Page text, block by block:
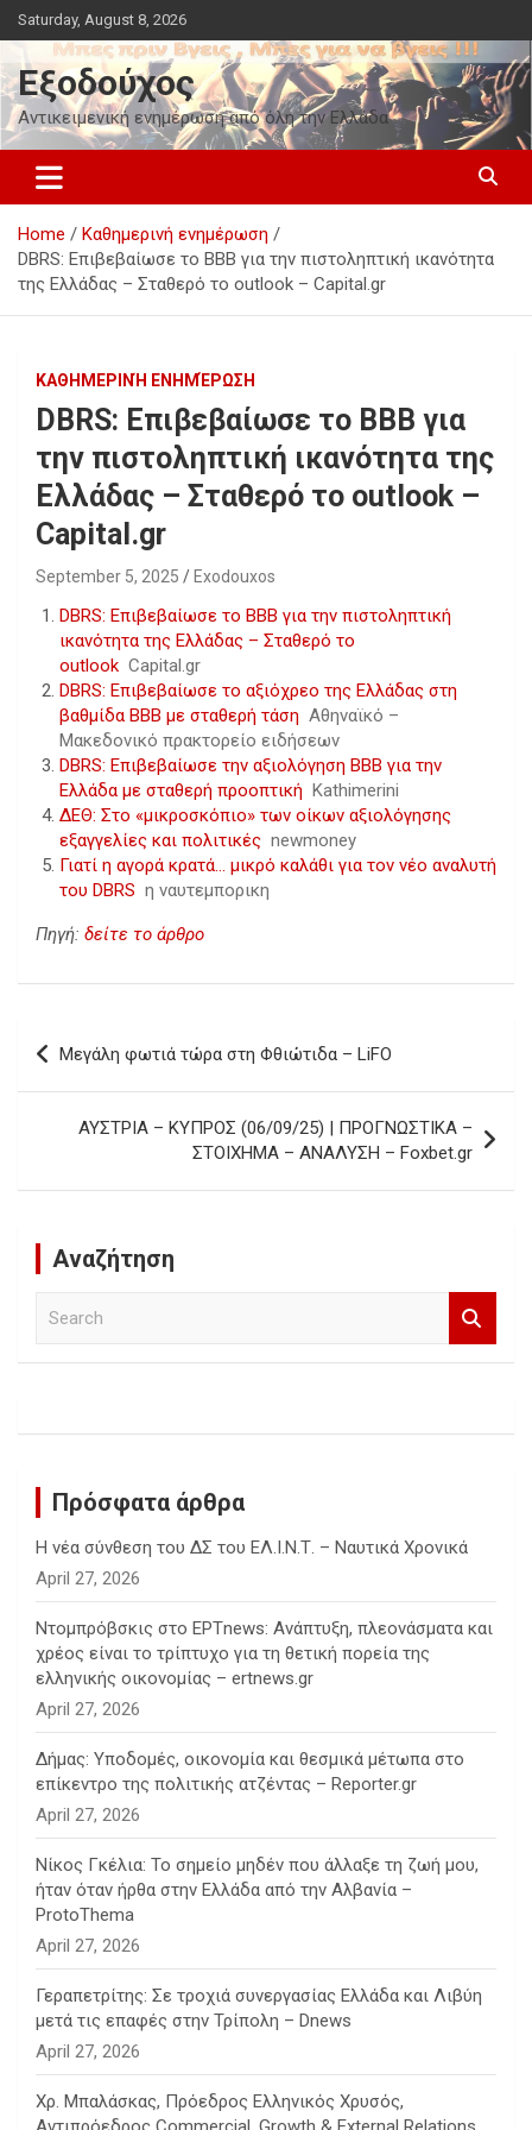
Skip
to
content
Saturday, August 8, 2026
Εξοδούχος
Αντικειμενική ενημέρωση από όλη την Ελλάδα
Home
Καθημερινή ενημέρωση
DBRS: Επιβεβαίωσε το BBB για την πιστοληπτική ικανότητα
της Ελλάδας – Σταθερό το outlook – Capital.gr
ΚΑΘΗΜΕΡΙΝΉ ΕΝΗΜΈΡΩΣΗ
DBRS: Επιβεβαίωσε το BBB για
την πιστοληπτική ικανότητα της
Ελλάδας – Σταθερό το outlook –
Capital.gr
September 5, 2025 Exodouxos
DBRS: Επιβεβαίωσε το BBB για την πιστοληπτική
ικανότητα της Ελλάδας – Σταθερό το
outlook Capital.gr
DBRS: Επιβεβαίωσε το αξιόχρεο της Ελλάδας στη
βαθμίδα ΒΒΒ με σταθερή τάση Αθηναϊκό –
Μακεδονικό πρακτορείο ειδήσεων
DBRS: Επιβεβαίωσε την αξιολόγηση ΒΒΒ για την
Ελλάδα με σταθερή προοπτική Kathimerini
ΔΕΘ: Στο «μικροσκόπιο» των οίκων αξιολόγησης
εξαγγελίες και πολιτικές newmoney
Γιατί η αγορά κρατά… μικρό καλάθι για τον νέο αναλυτή
του DBRS η ναυτεμπορικη
Πηγή: δείτε το άρθρο
Post
navigation
Μεγάλη φωτιά τώρα στη Φθιώτιδα – LiFO
ΑΥΣΤΡΙΑ – ΚΥΠΡΟΣ (06/09/25) | ΠΡΟΓΝΩΣΤΙΚΑ –
ΣΤΟΙΧΗΜΑ – ΑΝΑΛΥΣΗ – Foxbet.gr
Αναζήτηση
h
Πρόσφατα άρθρα
Η νέα σύνθεση του ΔΣ του ΕΛ.Ι.Ν.Τ. – Ναυτικά Χρονικά
April 27, 2026
Ντομπρόβσκις στο ΕΡΤnews: Ανάπτυξη, πλεονάσματα και
χρέος είναι το τρίπτυχο για τη θετική πορεία της
ελληνικής οικονομίας – ertnews.gr
April 27, 2026
Δήμας: Υποδομές, οικονομία και θεσμικά μέτωπα στο
επίκεντρο της πολιτικής ατζέντας – Reporter.gr
April 27, 2026
Νίκος Γκέλια: Το σημείο μηδέν που άλλαξε τη ζωή μου,
ήταν όταν ήρθα στην Ελλάδα από την Αλβανία –
ProtoThema
April 27, 2026
Γεραπετρίτης: Σε τροχιά συνεργασίας Ελλάδα και Λιβύη
μετά τις επαφές στην Τρίπολη – Dnews
April 27, 2026
Χρ. Μπαλάσκας, Πρόεδρος Ελληνικός Χρυσός,